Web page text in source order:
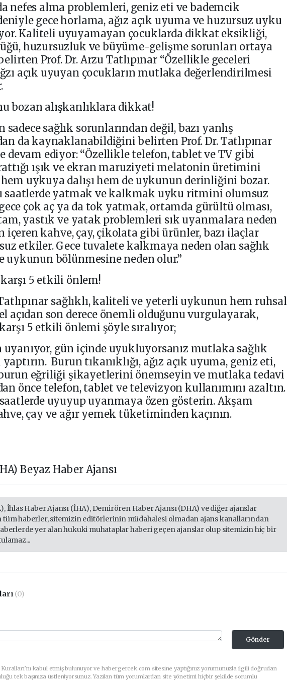
nefes alma problemleri, geniz eti ve bademcik
gece horlama, ağız açık uyuma ve huzursuz uyku
Kaliteli uyuyamayan çocuklarda dikkat eksikliği,
huzursuzluk ve büyüme-gelişme sorunları ortaya
Prof. Dr. Arzu Tatlıpınar “Özellikle geceleri
açık uyuyan çocukların mutlaka değerlendirilmesi
bozan alışkanlıklara dikkat!
sağlık sorunlarından değil, bazı yanlış
da kaynaklanabildiğini belirten Prof. Dr. Tatlıpınar
devam ediyor: “Özellikle telefon, tablet ve TV gibi
ışık ve ekran maruziyeti melatonin üretimini
uykuya dalışı hem de uykunun derinliğini bozar.
saatlerde yatmak ve kalkmak uyku ritmini olumsuz
çok aç ya da tok yatmak, ortamda gürültü olması,
yastık ve yatak problemleri sık uyanmalara neden
içeren kahve, çay, çikolata gibi ürünler, bazı ilaçlar
etkiler. Gece tuvalete kalkmaya neden olan sağlık
uykunun bölünmesine neden olur.”
5 etkili önlem!
sağlıklı, kaliteli ve yeterli uykunun hem ruhsal
açıdan son derece önemli olduğunu vurgulayarak,
5 etkili önlemi şöyle sıralıyor;
uyanıyor, gün içinde uyukluyorsanız mutlaka sağlık
Burun tıkanıklığı, ağız açık uyuma, geniz eti,
eğriliği şikayetlerini önemseyin ve mutlaka tedavi
önce telefon, tablet ve televizyon kullanımını azaltın.
uyuyup uyanmaya özen gösterin. Akşam
çay ve ağır yemek tüketiminden kaçının.
Beyaz Haber Ajansı
İhlas Haber Ajansı (İHA), Demirören Haber Ajansı (DHA) ve diğer ajanslar
tüm haberler, sitemizin editörlerinin müdahalesi olmadan ajans kanallarından
yer alan hukuki muhataplar haberi geçen ajanslar olup sitemizin hiç bir
(0)
Gönder
kabul etmiş bulunuyor ve habergercek.com sitesine yaptığınız yorumunuzla ilgili doğrudan
tek başınıza üstleniyorsunuz. Yazılan tüm yorumlardan site yönetimi hiçbir şekilde sorumlu